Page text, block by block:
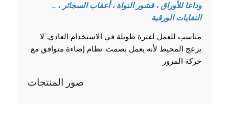
.. وداعا للأوراق ، قشور النواة ، أعقاب السجائر ،
النفايات الورقية
مناسب للعمل لفترة طويلة في الاستخدام العادي. لا
يزعج المحيط لأنه يعمل بصمت. نظام إضاءة متوافق مع
حركة المرور
صور المنتجات